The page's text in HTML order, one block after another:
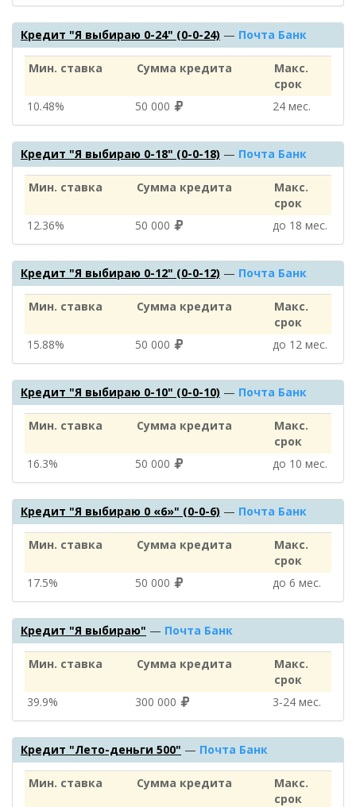
Кредит "Я выбираю 0-24" (0-0-24) — Почта Банк
Мин. ставка Сумма кредита
Макс.
срок
10.48%
50 000 24 мес.
Кредит "Я выбираю 0-18" (0-0-18) — Почта Банк
Мин. ставка Сумма кредита
Макс.
срок
12.36%
50 000 до 18 мес.
Кредит "Я выбираю 0-12" (0-0-12) — Почта Банк
Мин. ставка Сумма кредита
Макс.
срок
15.88%
50 000 до 12 мес.
Кредит "Я выбираю 0-10" (0-0-10) — Почта Банк
Мин. ставка Сумма кредита
Макс.
срок
16.3%
50 000 до 10 мес.
Кредит "Я выбираю 0 «6»" (0-0-6) — Почта Банк
Мин. ставка Сумма кредита
Макс.
срок
17.5%
50 000 до 6 мес.
Кредит "Я выбираю" — Почта Банк
Мин. ставка Сумма кредита
Макс.
срок
39.9%
300 000 3‑24 мес.
Кредит "Лето-деньги 500" — Почта Банк
Мин. ставка Сумма кредита
Макс.
срок